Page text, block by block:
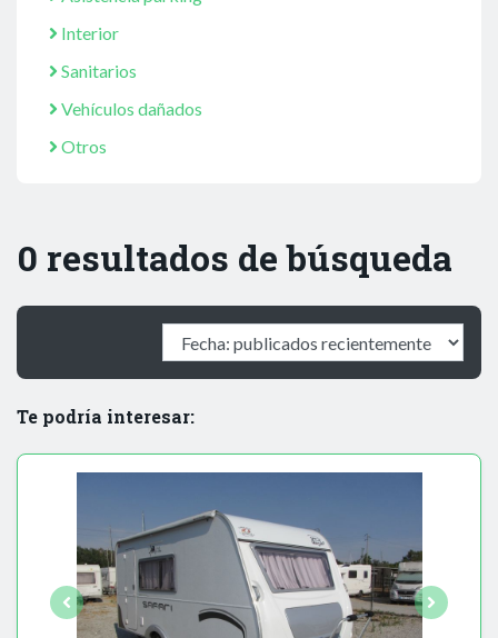
Interior
Sanitarios
Vehículos dañados
Otros
0 resultados de búsqueda
Te podría interesar: